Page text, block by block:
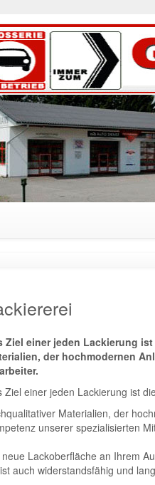
Ziel einer jeden Lackierung
der hochmodernen
Ziel einer jeden Lackierung ist
Materialien, der
unserer spezialisierten
neue Lackoberfläche an Ihrem
auch widerstandsfähig und